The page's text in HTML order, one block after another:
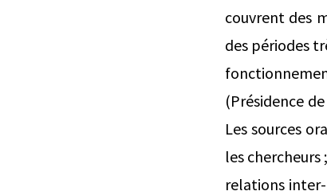
couvrent des
des périodes
(Présidence
Les sources
les
relations